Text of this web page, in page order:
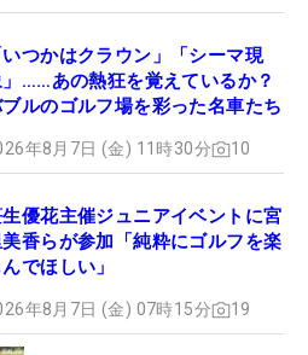
いつかはクラウン」「シーマ現
……あの熱狂を覚えているか？
ルのゴルフ場を彩った名車たち
年8月7日 (金) 11時30分 10
優花主催ジュニアイベントに宮
香らが参加「純粋にゴルフを楽
んでほしい」
年8月7日 (金) 07時15分 19